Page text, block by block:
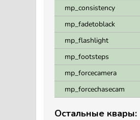
mp_consistency
mp_fadetoblack
mp_flashlight
mp_footsteps
mp_forcecamera
mp_forcechasecam
Остальные квары: